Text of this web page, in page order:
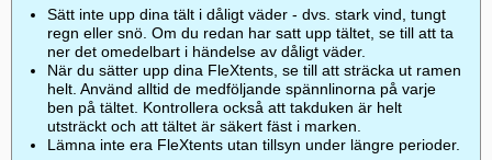
Sätt inte upp dina tält i dåligt väder - dvs. stark vind, tungt
regn eller snö. Om du redan har satt upp tältet, se till att ta
ner det omedelbart i händelse av dåligt väder.
När du sätter upp dina FleXtents, se till att sträcka ut ramen
helt. Använd alltid de medföljande spännlinorna på varje
ben på tältet. Kontrollera också att takduken är helt
utsträckt och att tältet är säkert fäst i marken.
Lämna inte era FleXtents utan tillsyn under längre perioder.